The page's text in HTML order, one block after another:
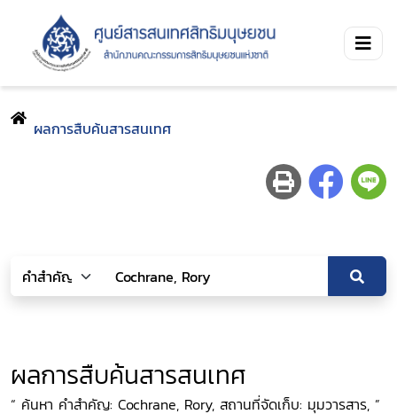
ผลการสืบค้นสารสนเทศ
ผลการสืบค้นสารสนเทศ
“ ค้นหา คำสำคัญ: Cochrane, Rory, สถานที่จัดเก็บ: มุมวารสาร, ”